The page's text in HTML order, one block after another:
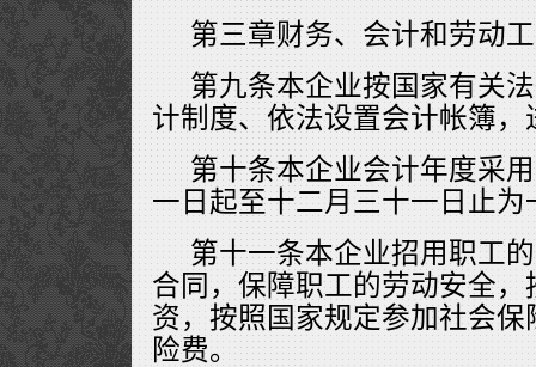
第三章财务、会计和劳动
第九条本企业按国家有关
计制度、依法设置会计帐簿，
第十条本企业会计年度采
一日起至十二月三十一日止为
第十一条本企业招用职工
合同，保障职工的劳动安全
资，按照国家规定参加社会
险费。